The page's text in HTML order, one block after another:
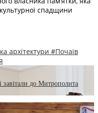
спадщини
архітектури #Почаїв
завітали до Митрополита